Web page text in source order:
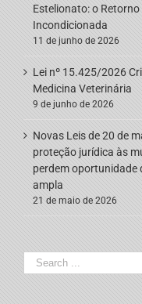
Estelionato: o
Incondicionada
11 de junho de 2026
Lei nº 15.425/2026
Medicina Veterinária
9 de junho de 2026
Novas Leis de 20 de
proteção jurídica às
perdem oportunidade
ampla
21 de maio de 2026
Search
for: